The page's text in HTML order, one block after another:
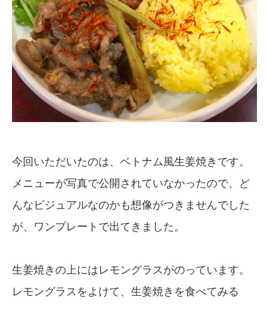
今回いただいたのは、ベトナム風生姜焼きです。
メニューが写真で公開されていなかったので、ど
んなビジュアルなのかも想像がつきませんでした
が、ワンプレートで出てきました。
生姜焼きの上にはレモングラスがのっています。
レモングラスをよけて、生姜焼きを食べてみる